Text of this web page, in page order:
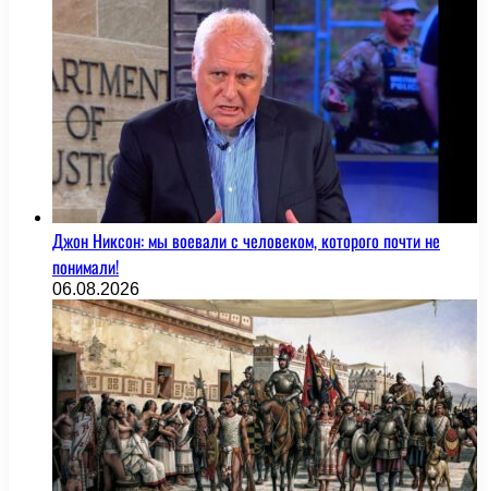
Джон Никсон: мы воевали с человеком, которого почти не
понимали!
06.08.2026